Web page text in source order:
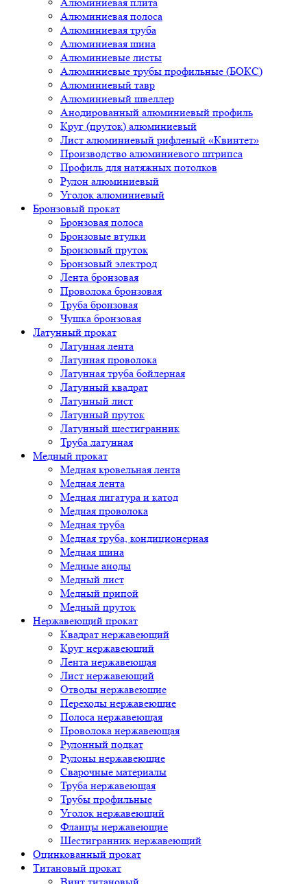
Алюминиевая полоса
Алюминиевая труба
Алюминиевая шина
Алюминиевые листы
Алюминиевые трубы профильные (БОКС)
Алюминиевый тавр
Алюминиевый швеллер
Анодированный алюминиевый профиль
Круг (пруток) алюминиевый
Лист алюминиевый рифленый «Квинтет»
Производство алюминиевого штрипса
Профиль для натяжных потолков
Рулон алюминиевый
Уголок алюминиевый
Бронзовый прокат
Бронзовая полоса
Бронзовые втулки
Бронзовый пруток
Бронзовый электрод
Лента бронзовая
Проволока бронзовая
Труба бронзовая
Чушка бронзовая
Латунный прокат
Латунная лента
Латунная проволока
Латунная труба бойлерная
Латунный квадрат
Латунный лист
Латунный пруток
Латунный шестигранник
Труба латунная
Медный прокат
Медная кровельная лента
Медная лента
Медная лигатура и катод
Медная проволока
Медная труба
Медная труба, кондиционерная
Медная шина
Медные аноды
Медный лист
Медный припой
Медный пруток
Нержавеющий прокат
Квадрат нержавеющий
Круг нержавеющий
Лента нержавеющая
Лист нержавеющий
Отводы нержавеющие
Переходы нержавеющие
Полоса нержавеющая
Проволока нержавеющая
Рулонный подкат
Рулоны нержавеющие
Сварочные материалы
Труба нержавеющая
Трубы профильные
Уголок нержавеющий
Фланцы нержавеющие
Шестигранник нержавеющий
Оцинкованный прокат
Титановый прокат
Винт титановый